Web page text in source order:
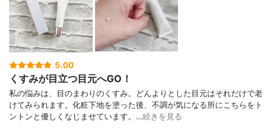
5.00
くすみが目立つ目元へGO！
私の悩みは、目のまわりのくすみ。どんよりとした目元はそれだけで老
けてみられます。化粧下地を塗った後、不調が気になる所にこちらをト
ントンと優しくなじませています。…続きを見る